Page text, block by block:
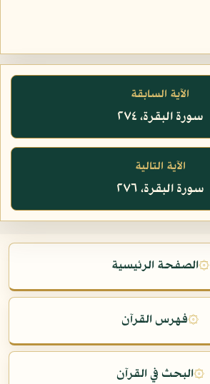
الآية السابقة
سورة البقرة، ٢٧٤
الآية التالية
سورة البقرة، ٢٧٦
۞الصفحة الرئيسية
۞فهرس القرآن
۞البحث في القرآن